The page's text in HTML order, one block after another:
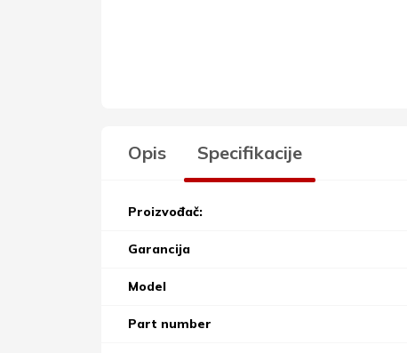
Opis Specifikacije
Proizvođač:
Garancija
Model
Part number